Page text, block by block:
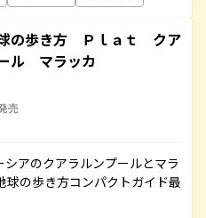
の歩き方 Ｐｌａｔ クア
ル マラッカ
売
アのクアラルンプールとマラ
球の歩き方コンパクトガイド最